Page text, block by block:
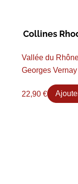
Collines
Vallée du
Georges Vernay
22,90 €